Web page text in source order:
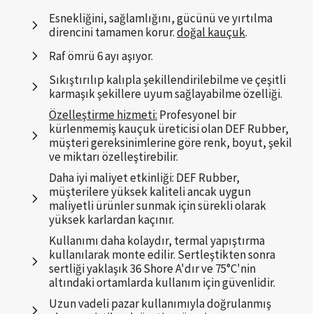
Esnekliğini, sağlamlığını, gücünü ve yırtılma
direncini tamamen korur.doğal kauçuk.
Raf ömrü 6 ayı aşıyor.
Sıkıştırılıp kalıpla şekillendirilebilme ve çeşitli
karmaşık şekillere uyum sağlayabilme özelliği.
Özelleştirme hizmeti: Profesyonel bir
kürlenmemiş kauçuk üreticisi olan DEF Rubber,
müşteri gereksinimlerine göre renk, boyut, şekil
ve miktarı özelleştirebilir.
Daha iyi maliyet etkinliği: DEF Rubber,
müşterilere yüksek kaliteli ancak uygun
maliyetli ürünler sunmak için sürekli olarak
yüksek karlardan kaçınır.
Kullanımı daha kolaydır, termal yapıştırma
kullanılarak monte edilir. Sertleştikten sonra
sertliği yaklaşık 36 Shore A'dır ve 75°C'nin
altındaki ortamlarda kullanım için güvenlidir.
Uzun vadeli pazar kullanımıyla doğrulanmış